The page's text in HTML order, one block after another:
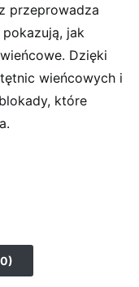
przeprowadza
jak
Dzięki
wieńcowych i
które